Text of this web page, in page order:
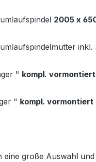
2005 x
" kompl.
" kompl. vormontiert
eine große Auswahl